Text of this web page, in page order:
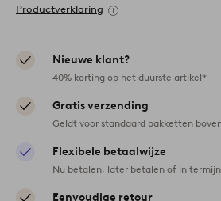
Productverklaring
Nieuwe klant?
40% korting op het duurste artikel*
Gratis verzending
Geldt voor standaard pakketten
Flexibele betaalwijze
Nu betalen, later betalen of in
Eenvoudige retour